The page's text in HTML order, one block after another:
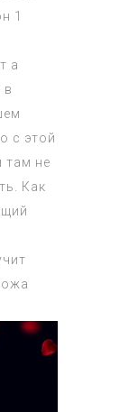
1
а
в
с этой
там не
Как